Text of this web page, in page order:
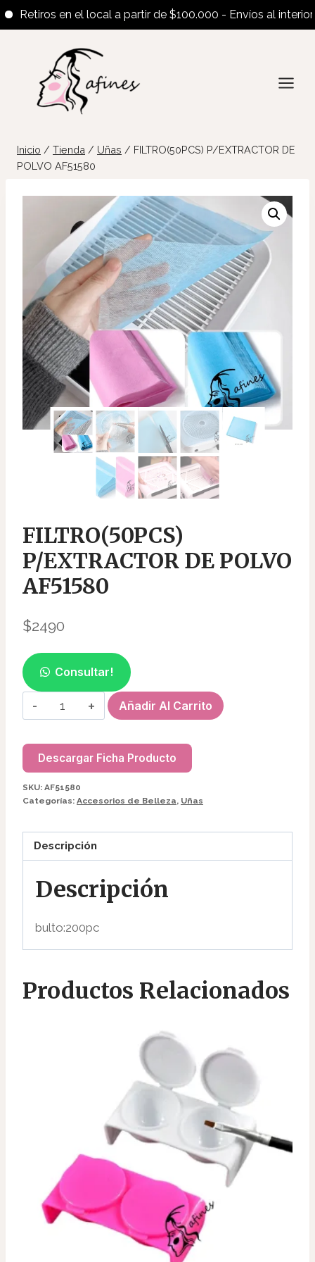
en el local a partir de $100.000 - Envíos al interior a
contenido
Inicio / Tienda / Uñas / FILTRO(50PCS) P/EXTRACTOR DE
POLVO AF51580
FILTRO(50PCS)
P/EXTRACTOR DE POLVO
AF51580
$2490
Consultar!
FILTRO(50PCS)
P/EXTRACTOR
POLVO
AF51580
cantidad
Añadir Al Carrito
Descargar Ficha Producto
SKU: AF51580
Categorías: Accesorios de Belleza, Uñas
Descripción
Descripción
bulto:200pc
Productos Relacionados